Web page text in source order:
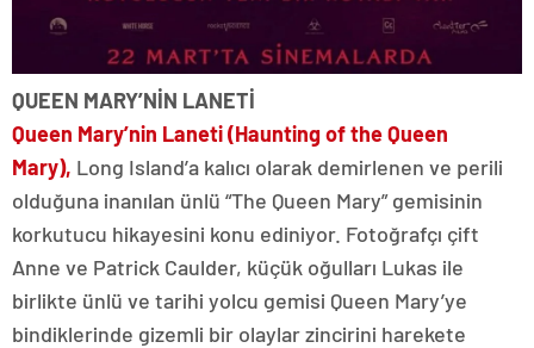
QUEEN MARY’NİN LANETİ
Queen Mary’nin Laneti (Haunting of the Queen
Mary), Long Island’a kalıcı olarak demirlenen ve perili
olduğuna inanılan ünlü “The Queen Mary” gemisinin
korkutucu hikayesini konu ediniyor. Fotoğrafçı çift
Anne ve Patrick Caulder, küçük oğulları Lukas ile
birlikte ünlü ve tarihi yolcu gemisi Queen Mary’ye
bindiklerinde gizemli bir olaylar zincirini harekete